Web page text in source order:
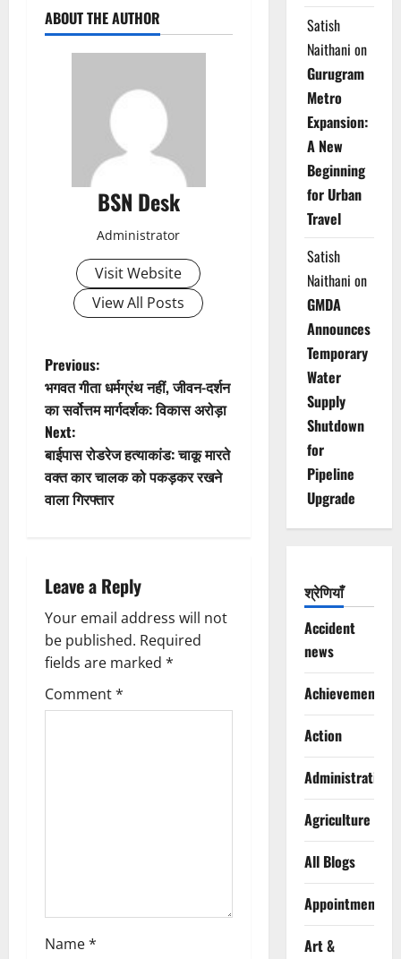
ABOUT THE AUTHOR
BSN Desk
Administrator
Visit Website
View All Posts
P
o
s
t
v
i
g
a
Previous:
भगवत गीता धर्मग्रंथ नहीं, जीवन-दर्शन
का सर्वोत्तम मार्गदर्शक: विकास अरोड़ा
Next:
बाईपास रोडरेज हत्याकांड: चाकू मारते
वक्त कार चालक को पकड़कर रखने
वाला गिरफ्तार
Leave a Reply
Your email address will not
be published. Required
fields are marked *
Comment*
Name*
Satish
Naithani on
Gurugram
Metro
Expansion:
A New
Beginning
for Urban
Travel
Satish
Naithani on
GMDA
Announces
Temporary
Water
Supply
Shutdown
for
Pipeline
Upgrade
श्रेणियाँ
Accident
news
Achievements
Action
Administration
Agriculture
All Blogs
Appointments
Art &